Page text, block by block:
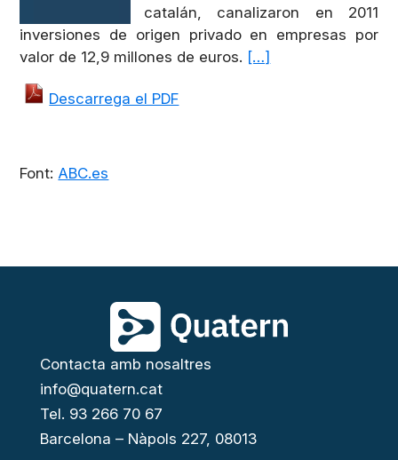
catalán, canalizaron en 2011
inversiones de origen privado en empresas por
valor de 12,9 millones de euros. […]
Descarrega el PDF
Font: ABC.es
Contacta amb nosaltres
info@quatern.cat
Tel. 93 266 70 67
Barcelona – Nàpols 227, 08013